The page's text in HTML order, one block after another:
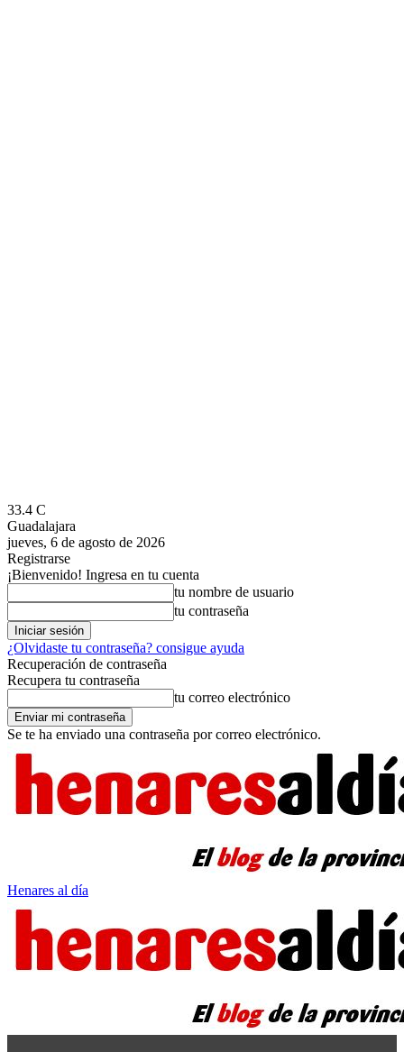
33.4 C
Guadalajara
jueves, 6 de agosto de 2026
Registrarse
¡Bienvenido! Ingresa en tu cuenta
tu nombre de usuario
tu contraseña
¿Olvidaste tu contraseña? consigue ayuda
Recuperación de contraseña
Recupera tu contraseña
tu correo electrónico
Se te ha enviado una contraseña por correo electrónico.
Henares al día